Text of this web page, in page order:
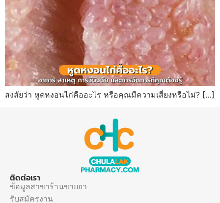
สงสัยว่า หูดหงอนไก่คืออะไร หรือคุณมีความเสี่ยงหรือไม่? […]
ติดต่อเรา
ข้อมูลสาขาร้านขายยา
รับสมัครงาน